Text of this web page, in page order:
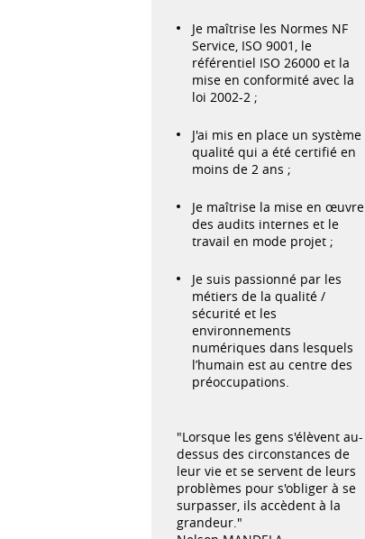
Je maîtrise les Normes NF
Service, ISO 9001, le
référentiel ISO 26000 et la
mise en conformité avec la
loi 2002-2 ;
J'ai mis en place un système
qualité qui a été certifié en
moins de 2 ans ;
Je maîtrise la mise en œuvre
des audits internes et le
travail en mode projet ;
Je suis passionné par les
métiers de la qualité /
sécurité et les
environnements
numériques dans lesquels
l’humain est au centre des
préoccupations.
"Lorsque les gens s'élèvent au-
dessus des circonstances de
leur vie et se servent de leurs
problèmes pour s'obliger à se
surpasser, ils accèdent à la
grandeur."